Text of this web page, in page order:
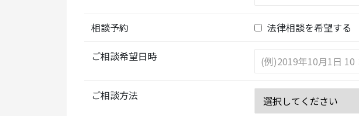
相談予約 法律相談を希望する
ご相談希望日時
ご相談方法